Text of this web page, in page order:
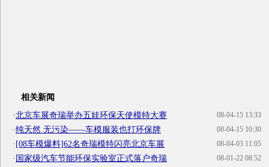
相关新闻
08-04-15 13:33
·北京车展奇瑞举办五娃环保天使模特大赛
08-04-15 10:30
·纯天然 无污染——车模服装也打环保牌
08-04-03 11:05
·[08车模爆料]62名奇瑞模特闪亮北京车展
08-01-22 08:52
·国家级汽车节能环保实验室正式落户奇瑞